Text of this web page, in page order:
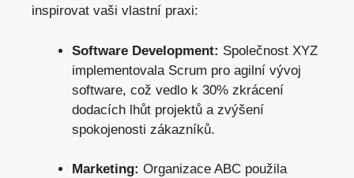
inspirovat vaši vlastní praxi:
Software Development: Společnost XYZ
implementovala Scrum pro agilní vývoj
software, což vedlo k 30% zkrácení
dodacích lhůt projektů a zvýšení
spokojenosti zákazníků.
Marketing: Organizace ABC použila